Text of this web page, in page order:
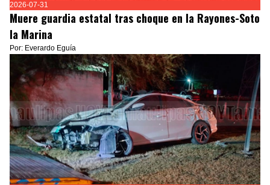
2026-07-31
Muere guardia estatal tras choque en la Rayones-Soto
la Marina
Por: Everardo Eguía